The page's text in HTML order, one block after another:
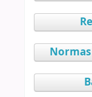
Normas